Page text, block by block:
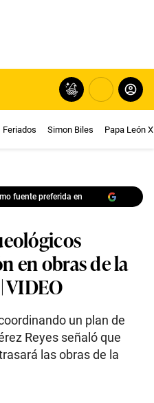
Feriados Simon Biles Papa León
fuente preferida en
en obras de la
VIDEO
un plan de
Reyes señaló que
las obras de la